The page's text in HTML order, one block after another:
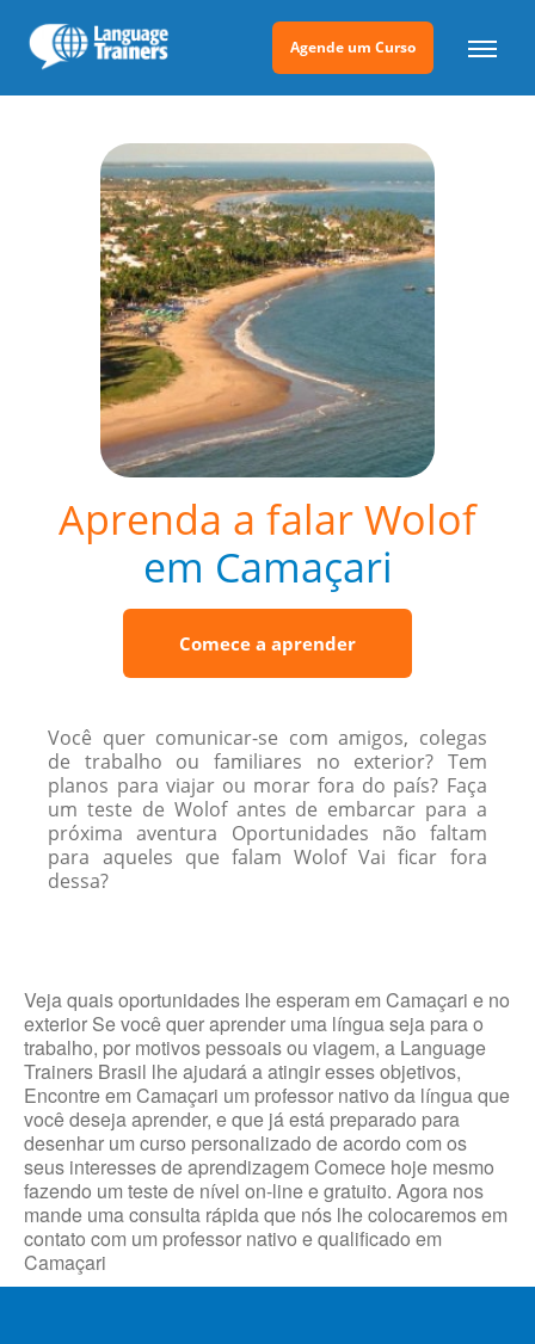
Agende um Curso
Aprenda a falar Wolof
em Camaçari
Comece a aprender
Você quer comunicar-se com amigos, colegas
de trabalho ou familiares no exterior? Tem
planos para viajar ou morar fora do país? Faça
um teste de Wolof antes de embarcar para a
próxima aventura Oportunidades não faltam
para aqueles que falam Wolof Vai ficar fora
dessa?
Veja quais oportunidades lhe esperam em Camaçari e no
exterior Se você quer aprender uma língua seja para o
trabalho, por motivos pessoais ou viagem, a Language
Trainers Brasil lhe ajudará a atingir esses objetivos,
Encontre em Camaçari um professor nativo da língua que
você deseja aprender, e que já está preparado para
desenhar um curso personalizado de acordo com os
seus interesses de aprendizagem Comece hoje mesmo
fazendo um teste de nível on-line e gratuito. Agora nos
mande uma consulta rápida que nós lhe colocaremos em
contato com um professor nativo e qualificado em
Camaçari